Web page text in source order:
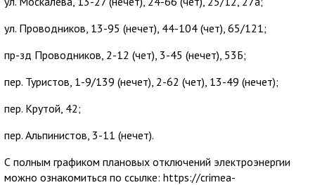
ул. Проводников, 13-95 (нечет), 44-104 (чет), 65/121;
пр-зд Проводников, 2-12 (чет), 3-45 (нечет), 53Б;
пер. Туристов, 1-9/139 (нечет), 2-62 (чет), 13-49 (нечет);
пер. Крутой, 42;
пер. Альпинистов, 3-11 (нечет).
С полным графиком плановых отключений электроэнергии
можно ознакомиться по ссылке: https://crimea-